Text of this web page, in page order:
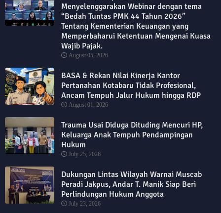
Menyelenggarakan Webinar dengan tema
“Bedah Tuntas PMK 44 Tahun 2026”
Tentang Kementerian Keuangan yang
Memperbaharui Ketentuan Mengenai Kuasa
Wajib Pajak.
August 05, 2026
BASA & Rekan Nilai Kinerja Kantor
Pertanahan Kotabaru Tidak Profesional,
Ancam Tempuh Jalur Hukum hingga RDP
August 01, 2026
Trauma Usai Diduga Dituding Mencuri HP,
Keluarga Anak Tempuh Pendampingan
Hukum
July 25, 2026
Dukungan Lintas Wilayah Warnai Muscab
Peradi Jakpus, Andar T. Manik Siap Beri
Perlindungan Hukum Anggota
July 23, 2026